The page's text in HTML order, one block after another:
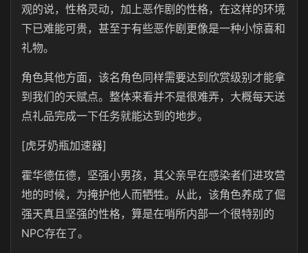
观的说，性格灵动，加上恶作剧的性格，在这样的环境
下已难能可贵，甚至于有些恶作剧更像是一种小惊喜和
礼物。
角色其他方面，该名角色同样需要达到欣赏级别才能拿
到我们的天赋点。整体来看并不是很难弄，大概每天送
点礼品完成一下任务就能达到的地步。
[虎牙奶瓶加速器]
霍华德伍德，坚强小男孩，其父亲早在感染者们进攻营
地的时候，为掩护他人而牺牲。从此，该角色养成了倔
强天真且坚强的性格，算是在哨所内部一个很特别的
NPC存在了。